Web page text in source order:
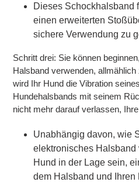
Dieses Schockhalsband
einen erweiterten
sichere Verwendung zu
Schritt drei: Sie können
Halsband verwenden,
wird Ihr Hund die Vibration
Hundehalsbands mit seinem
nicht mehr darauf verlassen,
Unabhängig davon, wie
elektronisches Halsband
Hund in der Lage sein,
dem Halsband und